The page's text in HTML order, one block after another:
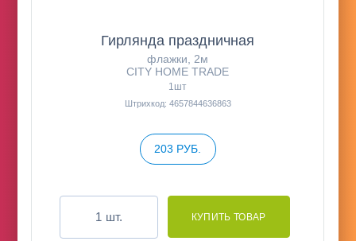
Гирлянда праздничная
флажки, 2м
CITY HOME TRADE
1шт
Штрихкод: 4657844636863
203 РУБ.
шт.